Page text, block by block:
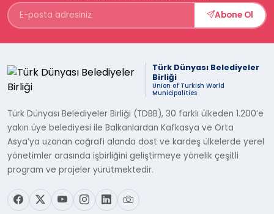
Abone Ol
Türk Dünyası Belediyeler
Birliği
Union of Turkish World
Municipalities
Türk Dünyası Belediyeler Birliği (TDBB), 30 farklı ülkeden 1.200’e
yakın üye belediyesi ile Balkanlardan Kafkasya ve Orta
Asya’ya uzanan coğrafi alanda dost ve kardeş ülkelerde yerel
yönetimler arasında işbirliğini geliştirmeye yönelik çeşitli
program ve projeler yürütmektedir.